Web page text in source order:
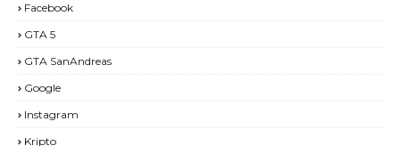
Facebook
GTA 5
GTA SanAndreas
Google
Instagram
Kripto